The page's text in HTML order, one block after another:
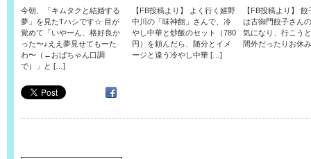
今朝、「キムタクと結婚する
夢」を見たTハシです☆ 目が
覚めて「いやーん、格好良か
った〜♪ええ夢見せてもーた
わ〜（←おばちゃん口調
で）」と […]
【FB投稿より】 よく行く嬉野
中川の「味神館」さんで、冷
やし中華と炒飯のセット（780
円）を頼んだら、随分とイメ
ージと違う冷やし中華 […]
【FB投稿より】
は古御門餃子さん
気になり、行こう
間外だったりお休